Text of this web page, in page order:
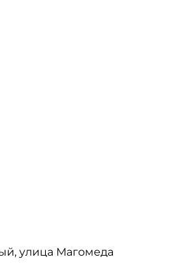
улица Магомеда